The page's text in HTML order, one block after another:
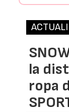
la
ropa